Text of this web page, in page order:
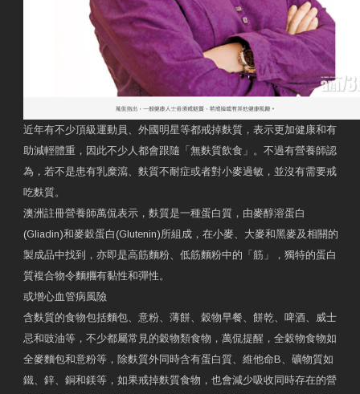
近年有不少頂級運動員、外國明星等都戒掉麩質，表示更加健康和有
助減輕體重，因此不少人都會跟隨「無麩質飲食」。不過有營養師認
為，若不是患有乳糜瀉、麩質不耐症或者對小麥過敏，並沒有需要戒
吃麩質。
澳洲註冊營養師萬侃表示，麩質是一種蛋白質，由麥醇溶蛋白
(Gliadin)和麥穀蛋白(Glutenin)所組成，在小麥、大麥和黑麥及相關的
製成品中找到，亦即是高筋麵粉、低筋麵粉中的「筋」，獨特的蛋白
質複合物令麵糰有黏性和彈性。
或增心血管病風險
含麩質的食物包括麵包、意粉、薄餅、穀物早餐、餅乾、啤酒、威士
忌和豉油等，不少都屬常見的穀物類食物，萬侃提醒，全穀物食物如
全麥麵包和意粉等，除麩質外同時含有蛋白質、維他命B、礦物質如
鐵、鋅、銅和鎂等，如果戒掉麩質食物，也會減少吸收同時存在的營